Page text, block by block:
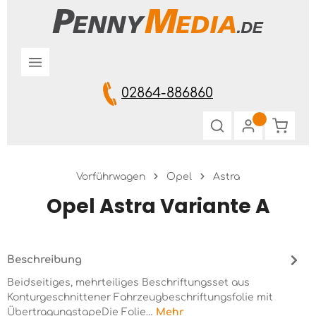
Zum Hauptinhalt springen
02864-886860
Vorführwagen Opel Astra
Opel Astra Variante A
Beschreibung
Beidseitiges, mehrteiliges Beschriftungsset aus
Konturgeschnittener Fahrzeugbeschriftungsfolie mit
ÜbertragungstapeDie Folie… Mehr